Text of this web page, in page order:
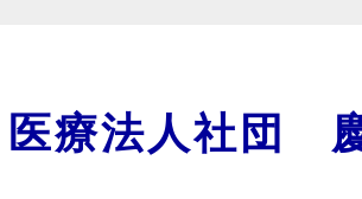
医療法人社団